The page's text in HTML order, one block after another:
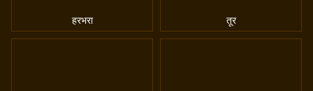
हरभरा तूर